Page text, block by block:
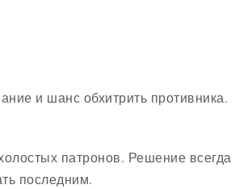
и шанс обхитрить противника.
патронов. Решение всегда
последним.